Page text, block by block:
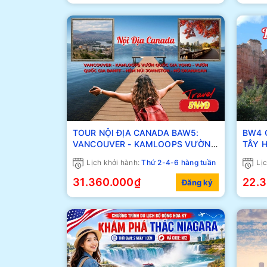
TOUR NỘI ĐỊA CANADA BAW5:
VANCOUVER - KAMLOOPS VƯỜN
GIA BANFF – HẺM NÚI JOHNSTON -
HỒ OKANAGAN
Lịch khởi hành:Thứ 2-4-6 hàng tuần
31.360.000₫ Đăng ký
BW4
TÂY HOA KỲ